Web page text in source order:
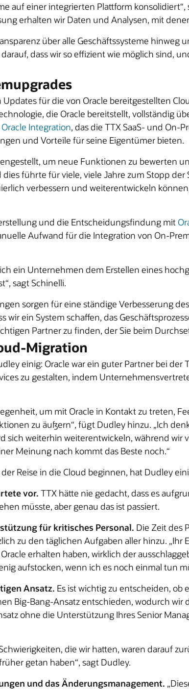
auf einer integrierten Plattform
erhalten wir Daten und Analysen, mit
über alle Geschäftssysteme hinweg
dass wir so effizient wie möglich sind,
für die von Oracle bereitgestellten
die Oracle bereitstellt, vollständig
Oracle Integration, das die TTX SaaS- und On-
und Vorteile für seine Eigentümer bieten.
um neue Funktionen zu bewerten
führte für viele, viele Jahre zum Stopp
verbessern und weiterentwickeln
und die Entscheidungsfindung mit
Aufwand für die Integration von On-
ein Unternehmen dem Erstellen eines
sagt Schinelli.
sorgen für eine ständige Verbesserung
wir ein System schaffen, das
Partner zu finden, der Sie beim
Migration
einig: Oracle war ein guter Partner bei
zu gestalten, indem
um mit Oracle in Kontakt zu treten,
zu äußern“, fügt Dudley hinzu. „Ich
sich weiterhin weiterentwickeln, während
Meinung nach kommt das Beste noch.“
Reise in die Cloud beginnen, hat Dudley
vor. TTX hätte nie gedacht, dass es
müsste, aber genau das ist passiert.
für kritisches Personal. Die Zeit des
zu den täglichen Aufgaben aller hinzu.
erhalten haben, wirklich der
aufstocken, wenn ich es noch einmal tun
Ansatz. Es ist wichtig zu entscheiden, ob
Big-Bang-Ansatz entschieden, wodurch
ohne die Unterstützung Ihres Senior
die wir hatten, waren darauf
getan haben“, sagt Dudley.
und das Änderungsmanagement.